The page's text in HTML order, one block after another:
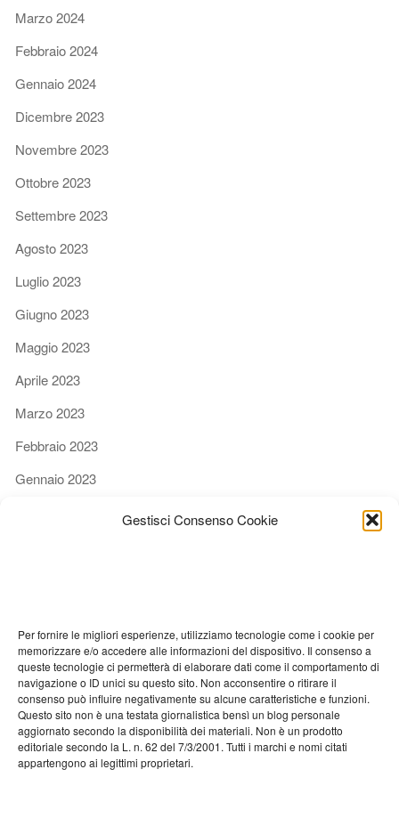
Gestisci Consenso Cookie
Per fornire le migliori esperienze, utilizziamo tecnologie come i cookie per
memorizzare e/o accedere alle informazioni del dispositivo. Il consenso a
queste tecnologie ci permetterà di elaborare dati come il comportamento di
navigazione o ID unici su questo sito. Non acconsentire o ritirare il
consenso può influire negativamente su alcune caratteristiche e funzioni.
Questo sito non è una testata giornalistica bensì un blog personale
aggiornato secondo la disponibilità dei materiali. Non è un prodotto
editoriale secondo la L. n. 62 del 7/3/2001. Tutti i marchi e nomi citati
appartengono ai legittimi proprietari.
Marzo 2024
Febbraio 2024
Gennaio 2024
Dicembre 2023
Novembre 2023
Ottobre 2023
Settembre 2023
Agosto 2023
Luglio 2023
Giugno 2023
Maggio 2023
Aprile 2023
Marzo 2023
Febbraio 2023
Gennaio 2023
Agosto 2022
Luglio 2022
Giugno 2022
Maggio 2022
Aprile 2022